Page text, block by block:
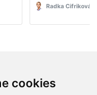
cookies
Radka Cifriková
k